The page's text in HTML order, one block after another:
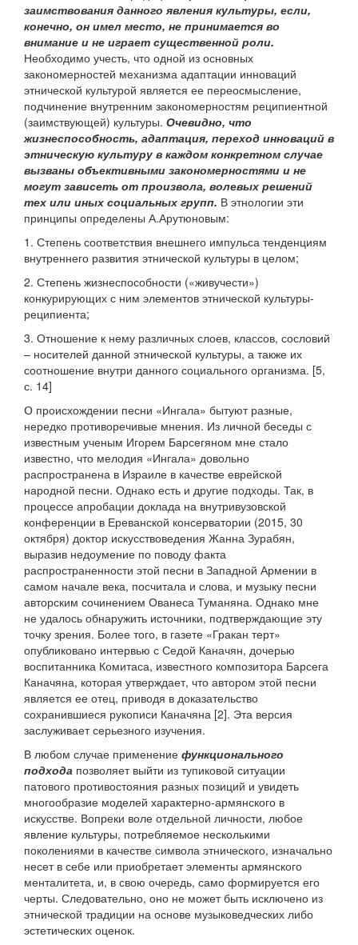
заимствования данного явления культуры, если,
конечно, он имел место, не принимается во
внимание и не играет существенной роли.
Необходимо учесть, что одной из основных
закономерностей механизма адаптации инноваций
этнической культурой является ее переосмысление,
подчинение внутренним закономерностям реципиентной
(заимствующей) культуры. Очевидно, что
жизнеспособность, адаптация, переход инноваций в
этническую культуру в каждом конкретном случае
вызваны объективными закономерностями и не
могут зависеть от произвола, волевых решений
тех или иных социальных групп. В этнологии эти
принципы определены А.Арутюновым:
1. Степень соответствия внешнего импульса тенденциям
внутреннего развития этнической культуры в целом;
2. Степень жизнеспособности («живучести»)
конкурирующих с ним элементов этнической культуры-
реципиента;
3. Отношение к нему различных слоев, классов, сословий
– носителей данной этнической культуры, а также их
соотношение внутри данного социального организма. [5,
с. 14]
Օ происхождении песни «Ингала» бытуют разные,
нередко противоречивые мнения. Из личной беседы с
известным ученым Игорем Барсегяном мне стало
известно, что мелодия «Ингала» довольно
распространена в Израиле в качестве еврейской
народной песни. Однако есть и другие подходы. Так, в
процессе апробации доклада на внутривузовской
конференции в Ереванской консерватории (2015, 30
октября) доктор искусствоведения Жанна Зурабян,
выразив недоумение по поводу факта
распространенности этой песни в Западной Армении в
самом начале века, посчитала и слова, и музыку песни
авторским сочинением Ованеса Туманяна. Однако мне
не удалось обнаружить источники, подтверждающие эту
точку зрения. Более того, в газете «Гракан терт»
опубликовано интервью с Седой Каначян, дочерью
воспитанника Комитаса, известного композитора Барсега
Каначяна, которая утверждает, что автором этой песни
является ее отец, приводя в доказательство
сохранившиеся рукописи Каначяна [2]. Эта версия
заслуживает серьезного изучения.
В любом случае применение функционального
подхода позволяет выйти из тупиковой ситуации
патового противостояния разных позиций и увидеть
многообразие моделей характерно-армянского в
искусстве. Вопреки воле отдельной личности, любое
явление культуры, потребляемое несколькими
поколениями в качестве символа этнического, изначально
несет в себе или приобретает элементы армянского
менталитета, и, в свою очередь, само формируется его
черты. Следовательно, оно не может быть исключено из
этнической традиции на основе музыковедческих либо
эстетических оценок.